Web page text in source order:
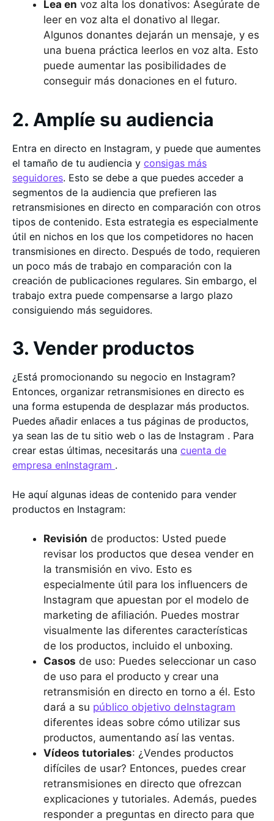
Lea en voz alta los donativos: Asegúrate de
leer en voz alta el donativo al llegar.
Algunos donantes dejarán un mensaje, y es
una buena práctica leerlos en voz alta. Esto
puede aumentar las posibilidades de
conseguir más donaciones en el futuro.
2. Amplíe su audiencia
Entra en directo en Instagram, y puede que aumentes
el tamaño de tu audiencia y consigas más
seguidores. Esto se debe a que puedes acceder a
segmentos de la audiencia que prefieren las
retransmisiones en directo en comparación con otros
tipos de contenido. Esta estrategia es especialmente
útil en nichos en los que los competidores no hacen
transmisiones en directo. Después de todo, requieren
un poco más de trabajo en comparación con la
creación de publicaciones regulares. Sin embargo, el
trabajo extra puede compensarse a largo plazo
consiguiendo más seguidores.
3. Vender productos
¿Está promocionando su negocio en Instagram?
Entonces, organizar retransmisiones en directo es
una forma estupenda de desplazar más productos.
Puedes añadir enlaces a tus páginas de productos,
ya sean las de tu sitio web o las de Instagram . Para
crear estas últimas, necesitarás una cuenta de
empresa enInstagram .
He aquí algunas ideas de contenido para vender
productos en Instagram:
Revisión de productos: Usted puede
revisar los productos que desea vender en
la transmisión en vivo. Esto es
especialmente útil para los influencers de
Instagram que apuestan por el modelo de
marketing de afiliación. Puedes mostrar
visualmente las diferentes características
de los productos, incluido el unboxing.
Casos de uso: Puedes seleccionar un caso
de uso para el producto y crear una
retransmisión en directo en torno a él. Esto
dará a su público objetivo deInstagram
diferentes ideas sobre cómo utilizar sus
productos, aumentando así las ventas.
Vídeos tutoriales: ¿Vendes productos
difíciles de usar? Entonces, puedes crear
retransmisiones en directo que ofrezcan
explicaciones y tutoriales. Además, puedes
responder a preguntas en directo para que